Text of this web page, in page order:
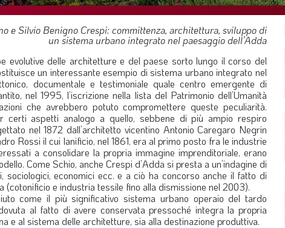
e Silvio Benigno Crespi: committenza, architettura, sviluppo di
un sistema urbano integrato nel paesaggio dell’Adda
evolutive delle architetture e del paese sorto lungo il corso del
un interessante esempio di sistema urbano integrato nel
documentale e testimoniale quale centro emergente di
nel 1995, l’iscrizione nella lista del Patrimonio dell’Umanità
che avrebbero potuto compromettere queste peculiarità.
certi aspetti analogo a quello, sebbene di più ampio respiro
nel 1872 dall’architetto vicentino Antonio Caregaro Negrin
Rossi il cui lanificio, nel 1861, era al primo posto fra le industrie
a consolidare la propria immagine imprenditoriale, erano
Come Schio, anche Crespi d’Adda si presta a un’indagine di
economici ecc. e a ciò ha concorso anche il fatto di
e industria tessile fino alla dismissione nel 2003).
come il più significativo sistema urbano operaio del tardo
al fatto di avere conservata pressoché integra la propria
e al sistema delle architetture, sia alla destinazione produttiva.